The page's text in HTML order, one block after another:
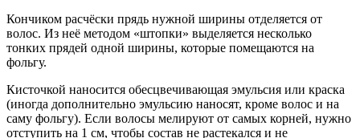
Кончиком расчёски прядь нужной ширины отделяется от
волос. Из неё методом «штопки» выделяется несколько
тонких прядей одной ширины, которые помещаются на
фольгу.
Кисточкой наносится обесцвечивающая эмульсия или краска
(иногда дополнительно эмульсию наносят, кроме волос и на
саму фольгу). Если волосы мелируют от самых корней, нужно
отступить на 1 см, чтобы состав не растекался и не